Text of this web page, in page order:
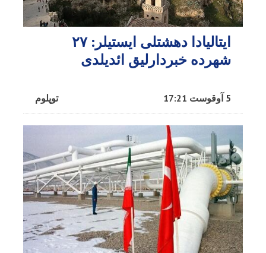
ایتالیادا دهشتلی ایستیلر: ۲۷
شهرده خبردارلیق ائدیلدی
توپلوم 5 آوقوست 17:21